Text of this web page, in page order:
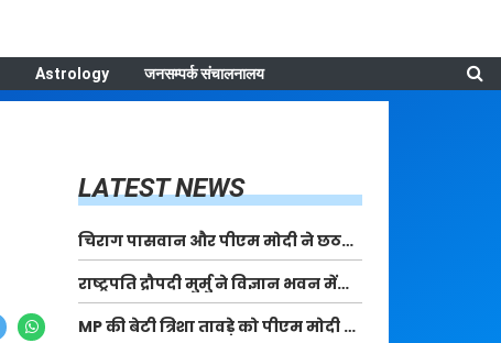
Astrology जनसम्पर्क संचालनालय
LATEST NEWS
चिराग पासवान और पीएम मोदी ने छठ
पूजा के समापन पर देशवासियों को दी
शुभकामनाएं, छठी मैया से देश की समृद्धि
की कामना की
राष्ट्रपति द्रौपदी मुर्मु ने विज्ञान भवन में
आयोजित आदि कर्मयोगी अभियान पर
राष्ट्रीय कॉन्क्लेव में मध्यप्रदेश को
MP की बेटी त्रिशा तावड़े को पीएम मोदी ने